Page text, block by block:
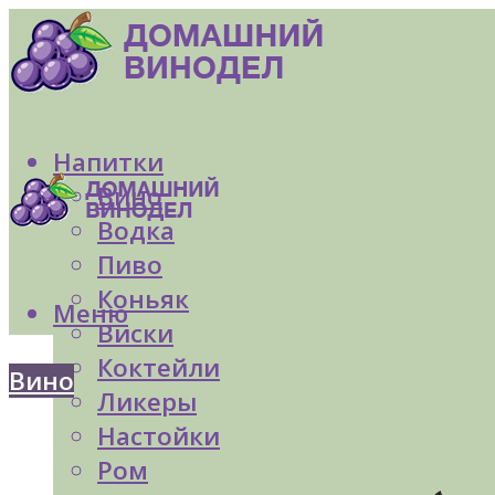
Напитки
Вино
Водка
Пиво
Коньяк
Виски
Коктейли
Ликеры
Настойки
Ром
Меню
Вино